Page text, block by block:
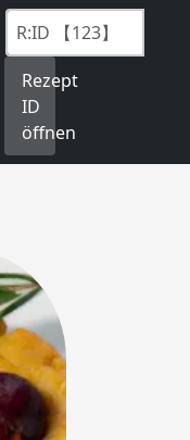
Rezept
ID
öffnen